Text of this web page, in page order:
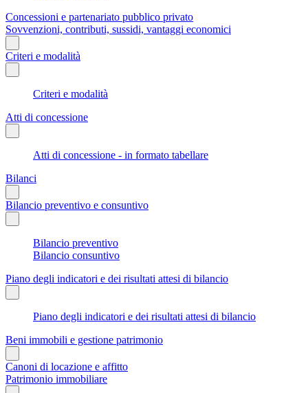
Concessioni e partenariato pubblico privato
Sovvenzioni, contributi, sussidi, vantaggi economici
Criteri e modalità
Criteri e modalità
Atti di concessione
Atti di concessione - in formato tabellare
Bilanci
Bilancio preventivo e consuntivo
Bilancio preventivo
Bilancio consuntivo
Piano degli indicatori e dei risultati attesi di bilancio
Piano degli indicatori e dei risultati attesi di bilancio
Beni immobili e gestione patrimonio
Canoni di locazione e affitto
Patrimonio immobiliare